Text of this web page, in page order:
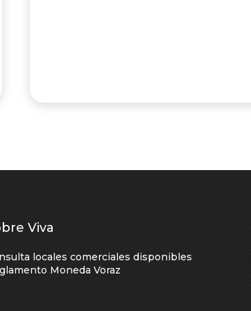
Viva
locales comerciales disponibles
Moneda Voraz